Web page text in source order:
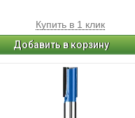
Купить в 1 клик
Добавить в корзину